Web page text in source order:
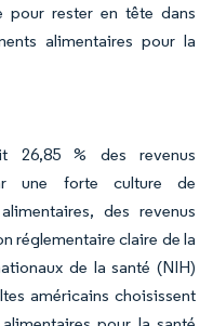
pour rester en tête dans
alimentaires pour la
26,85 % des revenus
une forte culture de
des revenus
réglementaire claire de la
de la santé (NIH)
américains choisissent